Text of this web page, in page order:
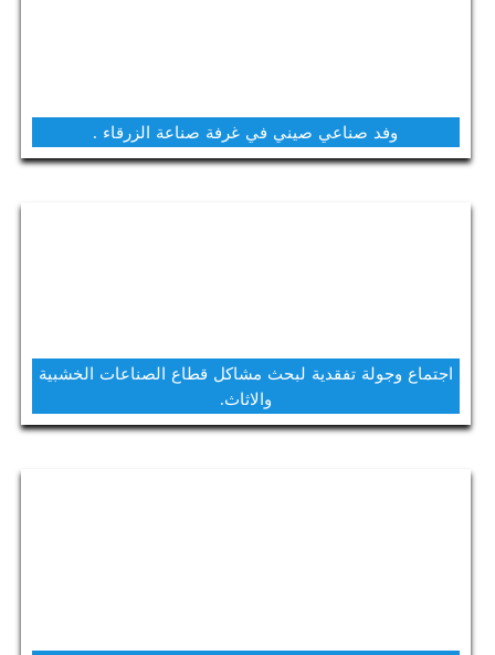
وفد صناعي صيني في غرفة صناعة الزرقاء .
اجتماع وجولة تفقدية لبحث مشاكل قطاع الصناعات الخشبية
والاثاث.